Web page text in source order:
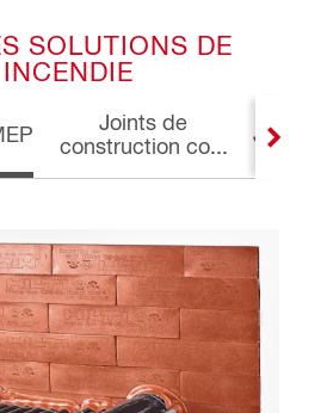
SOLUTIONS DE
Joints de
construction co...
Joints